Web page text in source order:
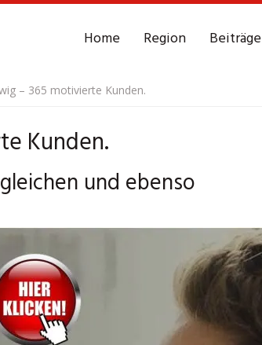
Home Region Beiträge
– 365 motivierte Kunden.
Kunden.
und ebenso